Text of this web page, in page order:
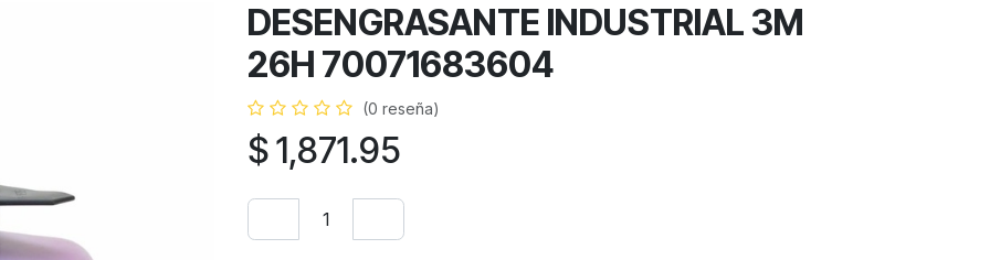
DESENGRASANTE INDUSTRIAL 3M
26H 70071683604
(0 reseña)
$1,871.95